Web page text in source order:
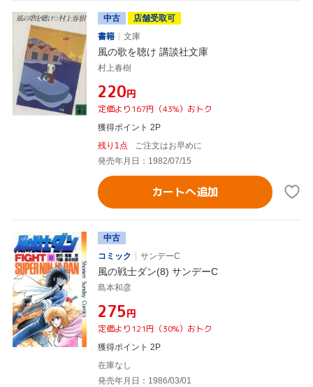
中古
店舗受取可
書籍
文庫
風の歌を聴け 講談社文庫
村上春樹
¥220円
定価より167円（43%）おトク
獲得ポイント 2P
残り1点
ご注文はお早めに
発売年月日：1982/07/15
カートへ追加
中古
コミック
サンデーC
風の戦士ダン(8) サンデーC
島本和彦
¥275円
定価より121円（30%）おトク
獲得ポイント 2P
在庫なし
発売年月日：1986/03/01